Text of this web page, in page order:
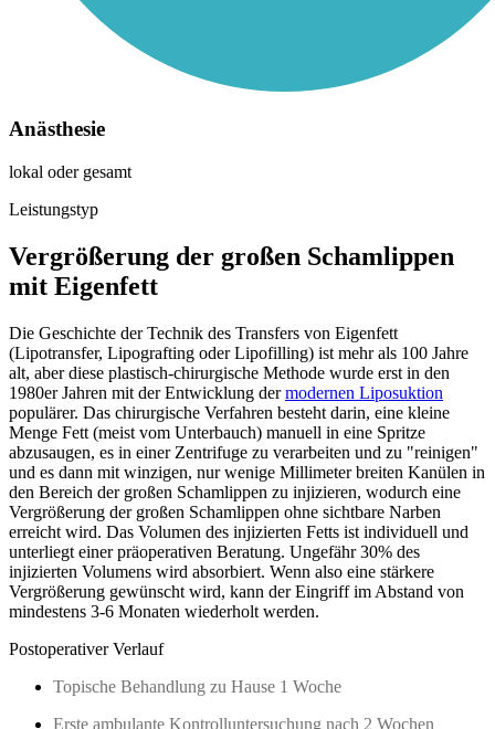
Anästhesie
lokal oder gesamt
Leistungstyp
Vergrößerung der großen Schamlippen
mit Eigenfett
Die Geschichte der Technik des Transfers von Eigenfett
(Lipotransfer, Lipografting oder Lipofilling) ist mehr als 100 Jahre
alt, aber diese plastisch-chirurgische Methode wurde erst in den
1980er Jahren mit der Entwicklung dermodernen Liposuktion
populärer. Das chirurgische Verfahren besteht darin, eine kleine
Menge Fett (meist vom Unterbauch) manuell in eine Spritze
abzusaugen, es in einer Zentrifuge zu verarbeiten und zu "reinigen"
und es dann mit winzigen, nur wenige Millimeter breiten Kanülen in
den Bereich der großen Schamlippen zu injizieren, wodurch eine
Vergrößerung der großen Schamlippen ohne sichtbare Narben
erreicht wird. Das Volumen des injizierten Fetts ist individuell und
unterliegt einer präoperativen Beratung. Ungefähr 30% des
injizierten Volumens wird absorbiert. Wenn also eine stärkere
Vergrößerung gewünscht wird, kann der Eingriff im Abstand von
mindestens 3-6 Monaten wiederholt werden.
Postoperativer Verlauf
Topische Behandlung zu Hause 1 Woche
Erste ambulante Kontrolluntersuchung nach 2 Wochen